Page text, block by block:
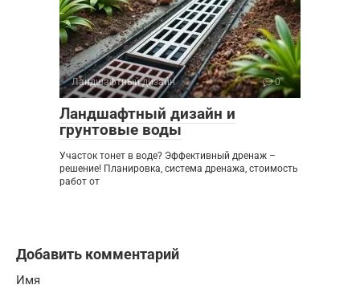
Ландшафтный дизайн 0
Ландшафтный дизайн и
грунтовые воды
Участок тонет в воде? Эффективный дренаж –
решение! Планировка, система дренажа, стоимость
работ от
Добавить комментарий
Имя